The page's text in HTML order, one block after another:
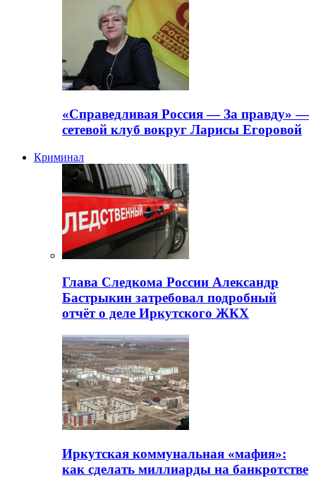
«Справедливая Россия — За правду» —
сетевой клуб вокруг Ларисы Егоровой
Криминал
Глава Следкома России Александр
Бастрыкин затребовал подробный
отчёт о деле Иркутского ЖКХ
Иркутская коммунальная «мафия»:
как сделать миллиарды на банкротстве